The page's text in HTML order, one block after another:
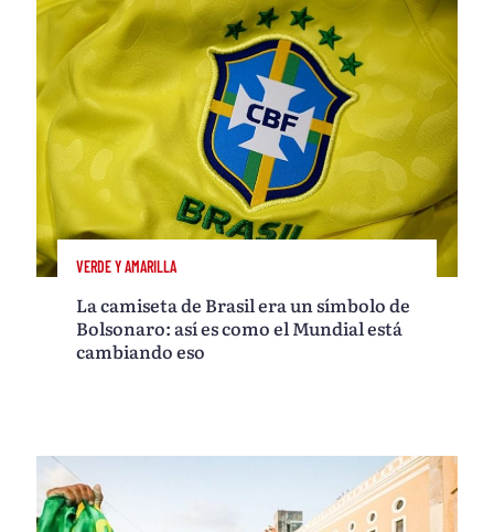
VERDE Y AMARILLA
La camiseta de Brasil era un símbolo de
Bolsonaro: así es como el Mundial está
cambiando eso